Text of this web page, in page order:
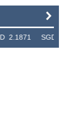
SGD